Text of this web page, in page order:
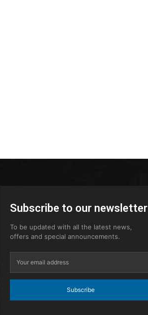
Subscribe to our newsletter
To be updated with all the latest news,
offers and special announcements.
Subscribe